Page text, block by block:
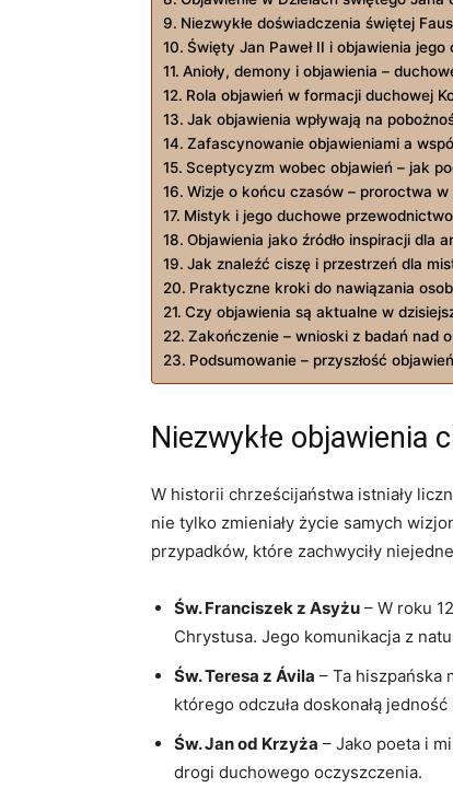
Niezwykłe doświadczenia świętej
Święty Jan Paweł II i objawienia jego
Anioły, demony i objawienia –
Rola objawień w formacji duchowej
Jak objawienia wpływają na
Zafascynowanie objawieniami a
Sceptycyzm wobec objawień – jak
Wizje o końcu czasów – proroctwa
Mistyk i jego duchowe przewodnictwo
Objawienia jako źródło inspiracji dla
Jak znaleźć ciszę i przestrzeń dla
Praktyczne kroki do nawiązania
Czy objawienia są aktualne w
Zakończenie – wnioski z badań nad
Podsumowanie – przyszłość
Niezwykłe
W historii chrześcijaństwa istniały
nie tylko zmieniały życie samych
przypadków, które zachwyciły
Św. Franciszek z Asyżu – W roku
Chrystusa. Jego komunikacja z
Św. Teresa z Ávila – Ta hiszpańska
którego odczuła doskonałą
Św. Jan od Krzyża – Jako poeta i
drogi duchowego oczyszczenia.